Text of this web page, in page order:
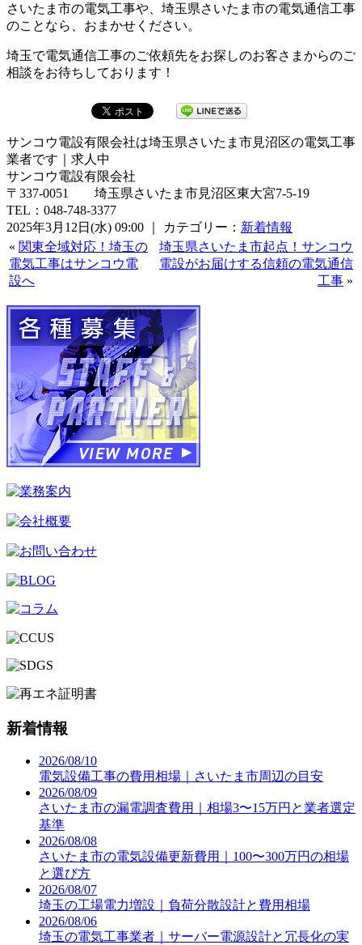
さいたま市の電気工事や、埼玉県さいたま市の電気通信工事
のことなら、おまかせください。
埼玉で電気通信工事のご依頼先をお探しのお客さまからのご
相談をお待ちしております！
サンコウ電設有限会社は埼玉県さいたま市見沼区の電気工事
業者です｜求人中
サンコウ電設有限会社
〒337-0051 埼玉県さいたま市見沼区東大宮7-5-19
TEL：048-748-3377
2025年3月12日(水) 09:00 ｜ カテゴリー： 新着情報
« 関東全域対応！埼玉の
電気工事はサンコウ電
設へ
埼玉県さいたま市起点！サンコウ
電設がお届けする信頼の電気通信
工事 »
新着情報
2026/08/10
電気設備工事の費用相場｜さいたま市周辺の目安
2026/08/09
さいたま市の漏電調査費用｜相場3〜15万円と業者選定
基準
2026/08/08
さいたま市の電気設備更新費用｜100〜300万円の相場
と選び方
2026/08/07
埼玉の工場電力増設｜負荷分散設計と費用相場
2026/08/06
埼玉の電気工事業者｜サーバー電源設計と冗長化の実